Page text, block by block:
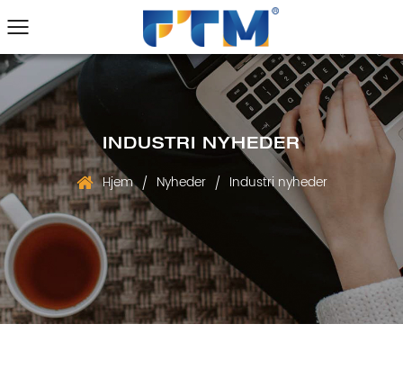
INDUSTRI NYHEDER
Hjem / Nyheder / Industri nyheder